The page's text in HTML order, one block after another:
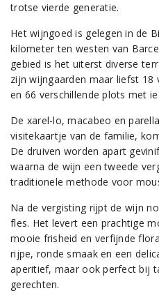
trotse vierde generatie.
Het wijngoed is gelegen in de
kilometer ten westen van
gebied is het uiterst diverse
zijn wijngaarden maar liefst 18
en 66 verschillende plots met
De xarel-lo, macabeo en
visitekaartje van de familie,
De druiven worden apart
waarna de wijn een tweede
traditionele methode voor
Na de vergisting rijpt de wijn
fles. Het levert een prachtige
mooie frisheid en verfijnde
rijpe, ronde smaak en een
aperitief, maar ook perfect bij
gerechten.